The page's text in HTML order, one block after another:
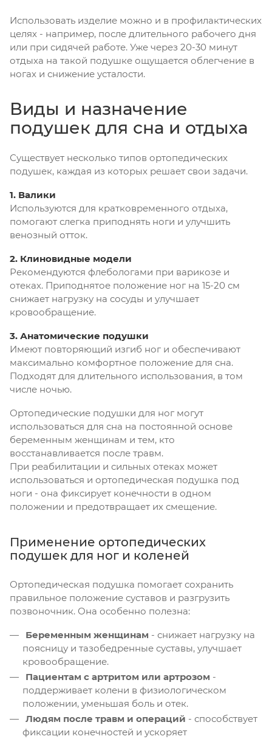
Использовать изделие можно и в профилактических
целях - например, после длительного рабочего дня
или при сидячей работе. Уже через 20-30 минут
отдыха на такой подушке ощущается облегчение в
ногах и снижение усталости.
Виды и назначение
подушек для сна и отдыха
Существует несколько типов ортопедических
подушек, каждая из которых решает свои задачи.
1. Валики
Используются для кратковременного отдыха,
помогают слегка приподнять ноги и улучшить
венозный отток.
2. Клиновидные модели
Рекомендуются флебологами при варикозе и
отеках. Приподнятое положение ног на 15-20 см
снижает нагрузку на сосуды и улучшает
кровообращение.
3. Анатомические подушки
Имеют повторяющий изгиб ног и обеспечивают
максимально комфортное положение для сна.
Подходят для длительного использования, в том
числе ночью.
Ортопедические подушки для ног могут
использоваться для сна на постоянной основе
беременным женщинам и тем, кто
восстанавливается после травм.
При реабилитации и сильных отеках может
использоваться и ортопедическая подушка под
ноги - она фиксирует конечности в одном
положении и предотвращает их смещение.
Применение ортопедических
подушек для ног и коленей
Ортопедическая подушка помогает сохранить
правильное положение суставов и разгрузить
позвоночник. Она особенно полезна:
Беременным женщинам - снижает нагрузку на
поясницу и тазобедренные суставы, улучшает
кровообращение.
Пациентам с артритом или артрозом -
поддерживает колени в физиологическом
положении, уменьшая боль и отек.
Людям после травм и операций - способствует
фиксации конечностей и ускоряет